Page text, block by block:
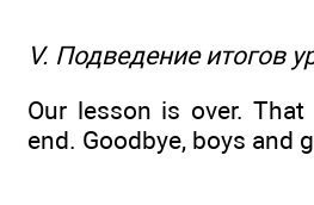
V. Подведение итогов
Our lesson is over.
end. Goodbye, boys and